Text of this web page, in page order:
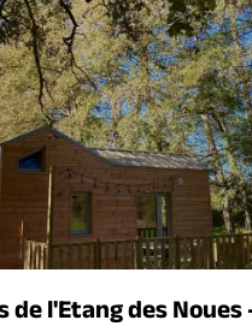
de l'Etang des Noues